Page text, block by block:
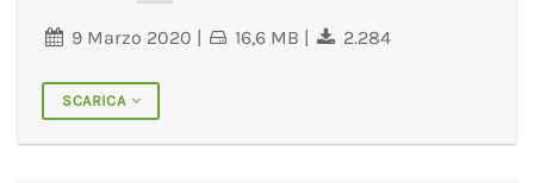
9 Marzo 2020 | 16,6 MB | 2.284
SCARICA